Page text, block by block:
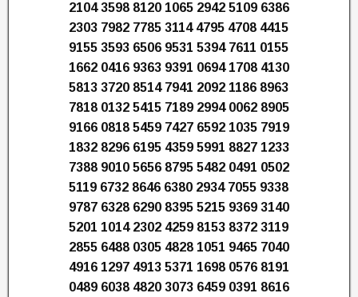
2104 3598 8120 1065 2942 5109 6386
2303 7982 7785 3114 4795 4708 4415
9155 3593 6506 9531 5394 7611 0155
1662 0416 9363 9391 0694 1708 4130
5813 3720 8514 7941 2092 1186 8963
7818 0132 5415 7189 2994 0062 8905
9166 0818 5459 7427 6592 1035 7919
1832 8296 6195 4359 5991 8827 1233
7388 9010 5656 8795 5482 0491 0502
5119 6732 8646 6380 2934 7055 9338
9787 6328 6290 8395 5215 9369 3140
5201 1014 2302 4259 8153 8372 3119
2855 6488 0305 4828 1051 9465 7040
4916 1297 4913 5371 1698 0576 8191
0489 6038 4820 3073 6459 0391 8616